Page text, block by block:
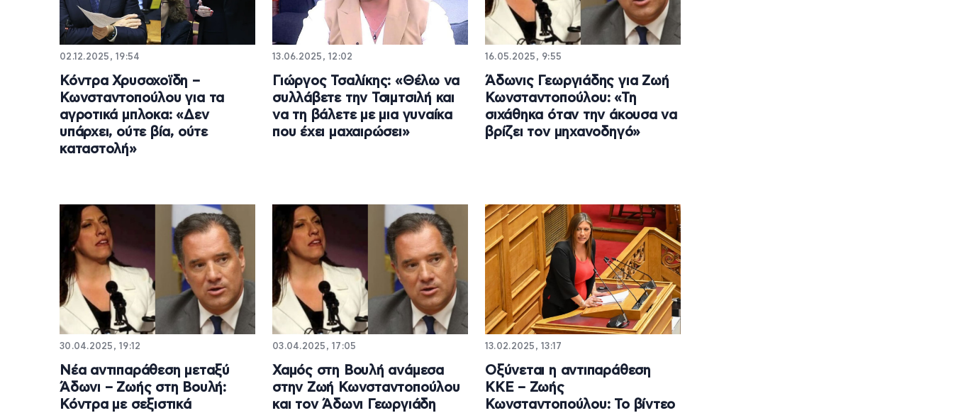
02.12.2025, 19:54
Κόντρα Χρυσοχοϊδη –
Κωνσταντοπούλου για τα
αγροτικά μπλοκα: «Δεν
υπάρχει, ούτε βία, ούτε
καταστολή»
13.06.2025, 12:02
Γιώργος Τσαλίκης: «Θέλω να
συλλάβετε την Τσιμτσιλή και
να τη βάλετε με μια γυναίκα
που έχει μαχαιρώσει»
16.05.2025, 9:55
Άδωνις Γεωργιάδης για Ζωή
Κωνσταντοπούλου: «Τη
σιχάθηκα όταν την άκουσα να
βρίζει τον μηχανοδηγό»
30.04.2025, 19:12
Νέα αντιπαράθεση μεταξύ
Άδωνι – Ζωής στη Βουλή:
Κόντρα με σεξιστικά
03.04.2025, 17:05
Χαμός στη Βουλή ανάμεσα
στην Ζωή Κωνσταντοπούλου
και τον Άδωνι Γεωργιάδη
13.02.2025, 13:17
Οξύνεται η αντιπαράθεση
ΚΚΕ – Ζωής
Κωνσταντοπούλου: Το βίντεο